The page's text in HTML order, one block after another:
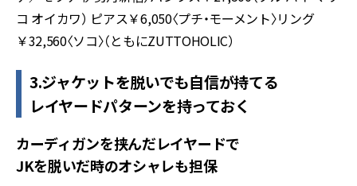
コ オイカワ） ピアス￥6,050〈プチ・モーメント〉リング
￥32,560〈ソコ〉（ともにZUTTOHOLIC）
3.ジャケットを脱いでも自信が持てる
レイヤードパターンを持っておく
カーディガンを挟んだレイヤードで
JKを脱いだ時のオシャレも担保